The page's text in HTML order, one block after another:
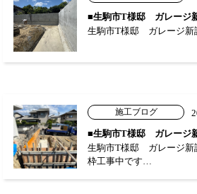
■生駒市T様邸 ガレージ
生駒市T様邸 ガレージ新
施工ブログ
■生駒市T様邸 ガレージ
生駒市T様邸 ガレージ新
枠工事中です…